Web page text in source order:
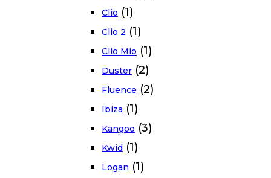
Clio (1)
Clio 2 (1)
Clio Mio (1)
Duster (2)
Fluence (2)
Ibiza (1)
Kangoo (3)
Kwid (1)
Logan (1)